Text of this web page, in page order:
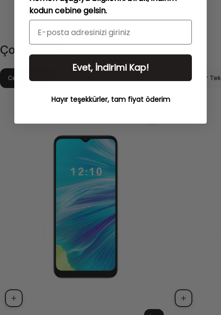
Çok
Cep Telefonu Giyilebilir
kodun cebine gelsin.
Evet, İndirimi Kap!
Hayır teşekkürler, tam fiyat öderim